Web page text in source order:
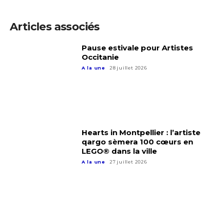
Articles associés
Pause estivale pour Artistes
Occitanie
A la une 28 juillet 2026
Hearts in Montpellier : l’artiste
qargo sèmera 100 cœurs en
LEGO® dans la ville
A la une 27 juillet 2026